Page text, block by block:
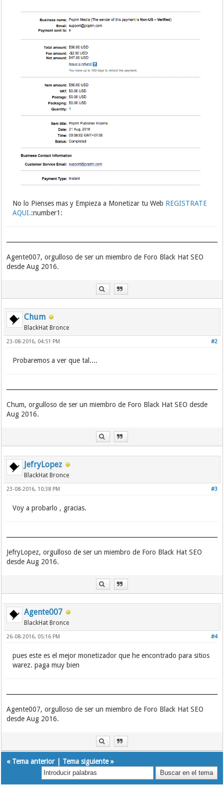
No lo Pienses mas y Empieza a Monetizar tu Web REGISTRATE
AQUI.:number1:
Agente007, orgulloso de ser un miembro de Foro Black Hat SEO
desde Aug 2016.
Chum
BlackHat Bronce
#2
23-08-2016, 04:51 PM
Probaremos a ver que tal....
Chum, orgulloso de ser un miembro de Foro Black Hat SEO desde
Aug 2016.
JefryLopez
BlackHat Bronce
#3
23-08-2016, 10:38 PM
Voy a probarlo , gracias.
JefryLopez, orgulloso de ser un miembro de Foro Black Hat SEO
desde Aug 2016.
Agente007
BlackHat Bronce
#4
26-08-2016, 05:16 PM
pues este es el mejor monetizador que he encontrado para sitios
warez. paga muy bien
Agente007, orgulloso de ser un miembro de Foro Black Hat SEO
desde Aug 2016.
« Tema anterior| Tema siguiente»